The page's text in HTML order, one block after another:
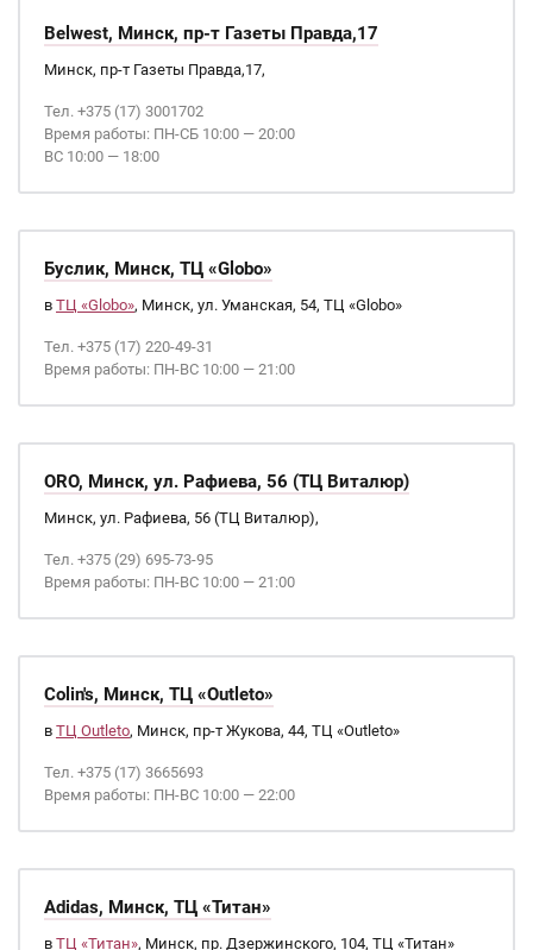
Belwest, Минск, пр-т Газеты Правда,17
Минск, пр-т Газеты Правда,17,
Тел. +375 (17) 3001702
Время работы: ПН-СБ 10:00 — 20:00
ВС 10:00 — 18:00
Буслик, Минск, ТЦ «Globo»
в ТЦ «Globo», Минск, ул. Уманская, 54, ТЦ «Globo»
Тел. +375 (17) 220-49-31
Время работы: ПН-ВС 10:00 — 21:00
ORO, Минск, ул. Рафиева, 56 (ТЦ Виталюр)
Минск, ул. Рафиева, 56 (ТЦ Виталюр),
Тел. +375 (29) 695-73-95
Время работы: ПН-ВС 10:00 — 21:00
Colin's, Минск, ТЦ «Outleto»
в ТЦ Outleto, Минск, пр-т Жукова, 44, ТЦ «Outleto»
Тел. +375 (17) 3665693
Время работы: ПН-ВС 10:00 — 22:00
Adidas, Минск, ТЦ «Титан»
в ТЦ «Титан», Минск, пр. Дзержинского, 104, ТЦ «Титан»